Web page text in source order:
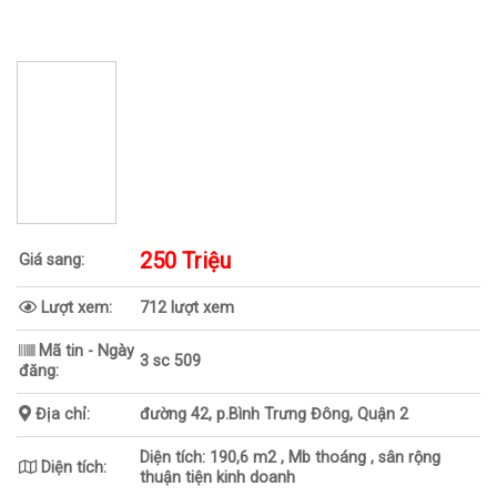
Giá sang: 250 Triệu
Lượt xem: 712 lượt xem
Mã tin - Ngày
đăng:
3 sc 509
Địa chỉ: đường 42, p.Bình Trưng Đông, Quận 2
Diện tích:
Diện tích: 190,6 m2 , Mb thoáng , sân rộng
thuận tiện kinh doanh